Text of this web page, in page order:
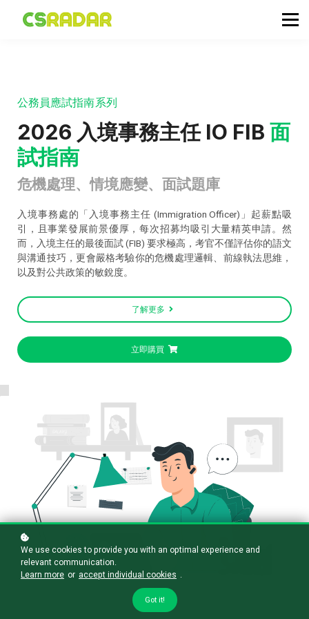
公務員投考資訊
會員登入／註冊
公務員應試指南系列
2026 入境事務主任 IO FIB 面
試指南
危機處理、情境應變、面試題庫
入境事務處的「入境事務主任 (Immigration Officer)」起薪點吸
引，且事業發展前景優厚，每次招募均吸引大量精英申請。然
而，入境主任的最後面試 (FIB) 要求極高，考官不僅評估你的語文
與溝通技巧，更會嚴格考驗你的危機處理邏輯、前線執法思維，
以及對公共政策的敏銳度。
了解更多
立即購買
We use cookies to provide you with an optimal experience and
relevant communication.
Learn more or accept individual cookies .
Got it!